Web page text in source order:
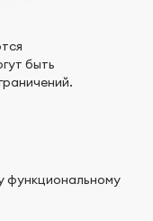
быть
функциональному